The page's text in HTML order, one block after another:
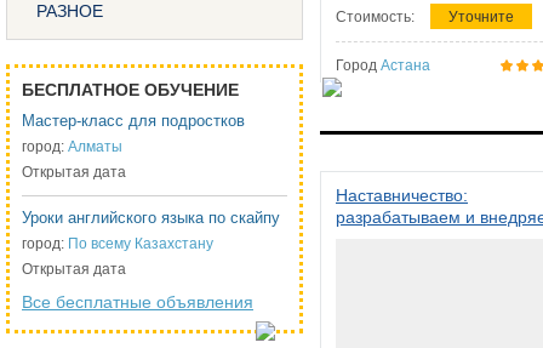
РАЗНОЕ
БЕСПЛАТНОЕ ОБУЧЕНИЕ
Мастер-класс для подростков
город: Алматы
Открытая дата
Уроки английского языка по скайпу
город: По всему Казахстану
Открытая дата
Все бесплатные объявления
Стоимость: Уточните
Город Астана
Наставничество:
разрабатываем и